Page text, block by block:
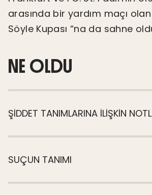
arasında bir yardım maçı olan
Söyle Kupası “na da sahne
NE OLDU
ŞIDDET TANIMLARINA ILIŞKIN
SUÇUN TANIMI